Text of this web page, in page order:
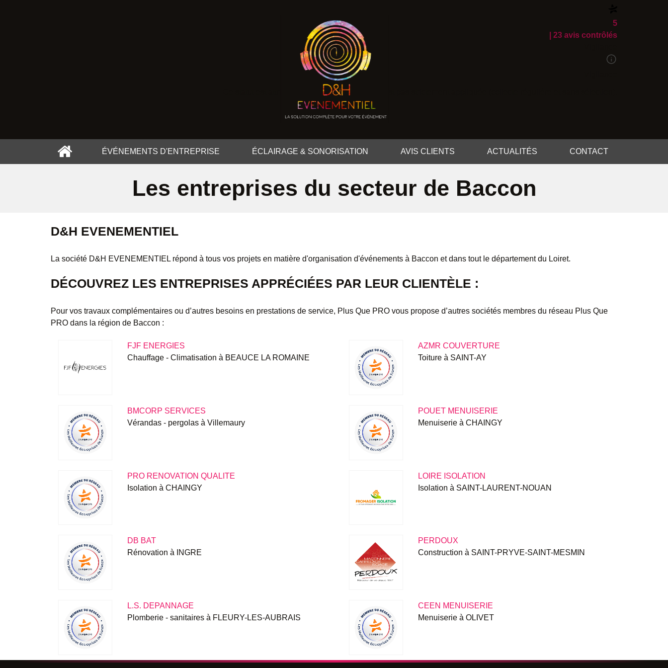
5
| 23 avis contrôlés
Ce statut est attribué lorsque notre méthode n'est pas strictement appliquée (collecte régulière et sans sélection).
ÉVÉNEMENTS D'ENTREPRISE ÉCLAIRAGE & SONORISATION AVIS CLIENTS ACTUALITÉS CONTACT
Les entreprises du secteur de Baccon
D&H EVENEMENTIEL
La société D&H EVENEMENTIEL répond à tous vos projets en matière d'organisation d'événements à Baccon et dans tout le département du Loiret.
DÉCOUVREZ LES ENTREPRISES APPRÉCIÉES PAR LEUR CLIENTÈLE :
Pour vos travaux complémentaires ou d’autres besoins en prestations de service, Plus Que PRO vous propose d’autres sociétés membres du réseau Plus Que
PRO dans la région de Baccon :
FJF ENERGIES
Chauffage - Climatisation à BEAUCE LA ROMAINE
AZMR COUVERTURE
Toiture à SAINT-AY
BMCORP SERVICES
Vérandas - pergolas à Villemaury
POUET MENUISERIE
Menuiserie à CHAINGY
PRO RENOVATION QUALITE
Isolation à CHAINGY
LOIRE ISOLATION
Isolation à SAINT-LAURENT-NOUAN
DB BAT
Rénovation à INGRE
PERDOUX
Construction à SAINT-PRYVE-SAINT-MESMIN
L.S. DEPANNAGE
Plomberie - sanitaires à FLEURY-LES-AUBRAIS
CEEN MENUISERIE
Menuiserie à OLIVET